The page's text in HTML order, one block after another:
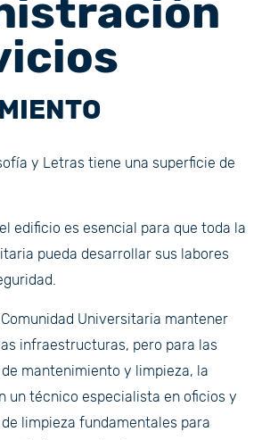
y Letras tiene una superficie de
edificio es esencial para que toda la
pueda desarrollar sus labores
Universitaria mantener
infraestructuras, pero para las
mantenimiento y limpieza, la
un técnico especialista en oficios y
limpieza fundamentales para